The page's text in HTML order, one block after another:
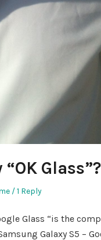
Glass”?
1 Reply
Glass “is the
Galaxy S5 –